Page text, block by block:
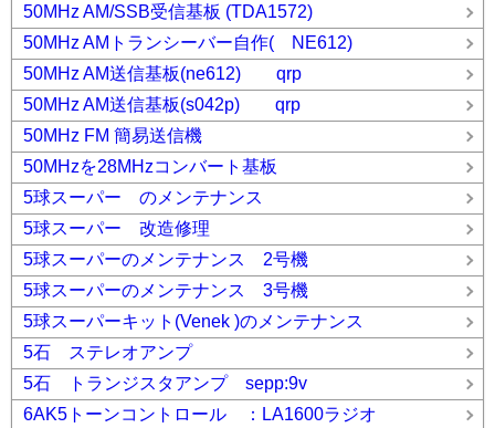
50MHz AM/SSB受信基板 (TDA1572)
50MHz AMトランシーバー自作( NE612)
50MHz AM送信基板(ne612) qrp
50MHz AM送信基板(s042p) qrp
50MHz FM 簡易送信機
50MHzを28MHzコンバート基板
5球スーパー のメンテナンス
5球スーパー 改造修理
5球スーパーのメンテナンス 2号機
5球スーパーのメンテナンス 3号機
5球スーパーキット(Venek )のメンテナンス
5石 ステレオアンプ
5石 トランジスタアンプ sepp:9v
6AK5トーンコントロール ：LA1600ラジオ